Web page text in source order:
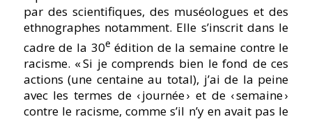
par des scientifiques, des muséologues et des
ethnographes notamment. Elle s’inscrit dans le
cadre de la 30e édition de la semaine contre le
racisme. « Si je comprends bien le fond de ces
actions (une centaine au total), j’ai de la peine
avec les termes de ‹ journée › et de ‹ semaine ›
contre le racisme, comme s’il n’y en avait pas le